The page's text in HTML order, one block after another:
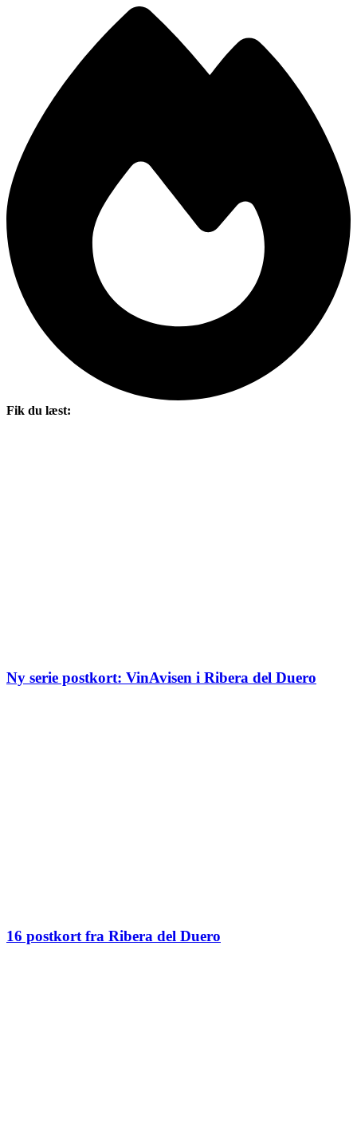
Fik du læst:
Ny serie postkort: VinAvisen i Ribera del Duero
16 postkort fra Ribera del Duero